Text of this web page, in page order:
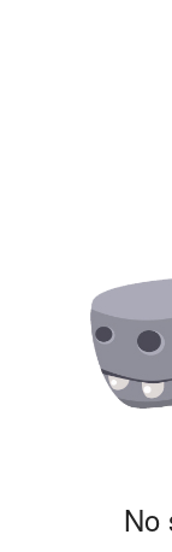
No